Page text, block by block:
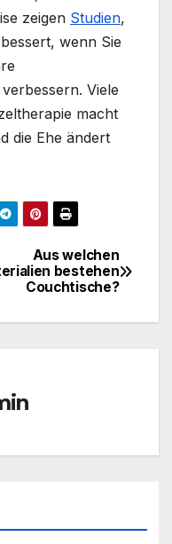
zeigen Studien,
wenn Sie
Viele
macht
die Ehe ändert
Aus welchen
bestehen
Couchtische?